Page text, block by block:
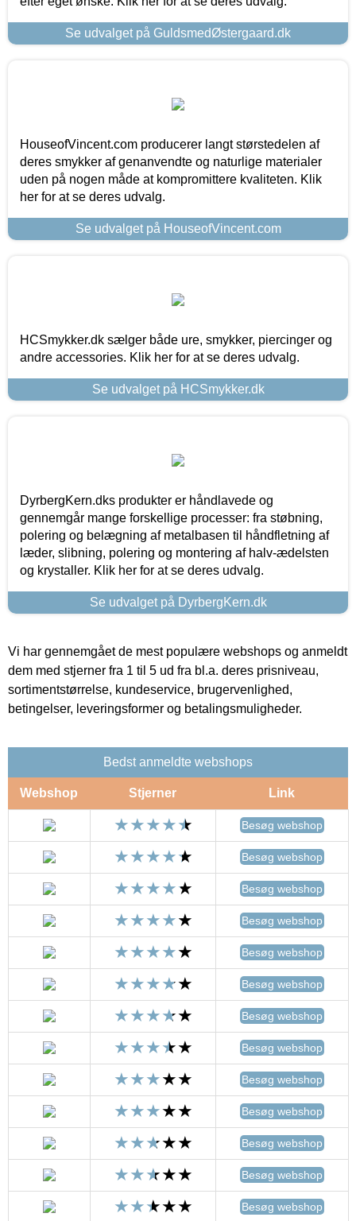
Se udvalget på GuldsmedØstergaard.dk
HouseofVincent.com producerer langt størstedelen af
deres smykker af genanvendte og naturlige materialer
uden på nogen måde at kompromittere kvaliteten. Klik
her for at se deres udvalg.
Se udvalget på HouseofVincent.com
HCSmykker.dk sælger både ure, smykker, piercinger og
andre accessories. Klik her for at se deres udvalg.
Se udvalget på HCSmykker.dk
DyrbergKern.dks produkter er håndlavede og
gennemgår mange forskellige processer: fra støbning,
polering og belægning af metalbasen til håndfletning af
læder, slibning, polering og montering af halv-ædelsten
og krystaller. Klik her for at se deres udvalg.
Se udvalget på DyrbergKern.dk
Vi har gennemgået de mest populære webshops og anmeldt
dem med stjerner fra 1 til 5 ud fra bl.a. deres prisniveau,
sortimentstørrelse, kundeservice, brugervenlighed,
betingelser, leveringsformer og betalingsmuligheder.
Bedst anmeldte webshops
Webshop Stjerner Link
Besøg webshop
Besøg webshop
Besøg webshop
Besøg webshop
Besøg webshop
Besøg webshop
Besøg webshop
Besøg webshop
Besøg webshop
Besøg webshop
Besøg webshop
Besøg webshop
Besøg webshop